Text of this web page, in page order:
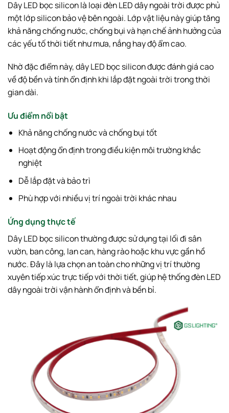
Dây LED bọc silicon là loại đèn LED dây ngoài trời được phủ
một lớp silicon bảo vệ bên ngoài. Lớp vật liệu này giúp tăng
khả năng chống nước, chống bụi và hạn chế ảnh hưởng của
các yếu tố thời tiết như mưa, nắng hay độ ẩm cao.
Nhờ đặc điểm này, dây LED bọc silicon được đánh giá cao
về độ bền và tính ổn định khi lắp đặt ngoài trời trong thời
gian dài.
Ưu điểm nổi bật
Khả năng chống nước và chống bụi tốt
Hoạt động ổn định trong điều kiện môi trường khắc
nghiệt
Dễ lắp đặt và bảo trì
Phù hợp với nhiều vị trí ngoài trời khác nhau
Ứng dụng thực tế
Dây LED bọc silicon thường được sử dụng tại lối đi sân
vườn, ban công, lan can, hàng rào hoặc khu vực gần hồ
nước. Đây là lựa chọn an toàn cho những vị trí thường
xuyên tiếp xúc trực tiếp với thời tiết, giúp hệ thống đèn LED
dây ngoài trời vận hành ổn định và bền bỉ.